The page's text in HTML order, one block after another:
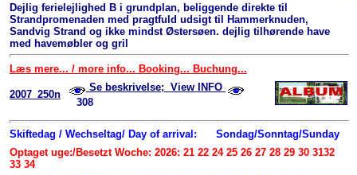
Dejlig ferielejlighed B i grundplan, beliggende direkte til
Strandpromenaden med pragtfuld udsigt til Hammerknuden,
Sandvig Strand og ikke mindst Østersøen. dejlig tilhørende have
med havemøbler og gril
Læs mere... / more info... Booking... Buchung...
2007_250n
Se beskrivelse; View INFO
308
Skiftedag / Wechseltag/ Day of arrival: Sondag/Sonntag/Sunday
Optaget uge:/Besetzt Woche: 2026: 21 22 24 25 26 27 28 29 30 3132
33 34